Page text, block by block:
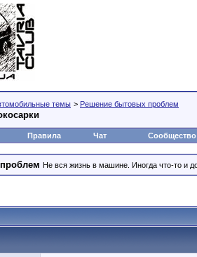
темы > Решение бытовых проблем
Правила Чат Сообщество
Не вся жизнь в машине. Иногда что-то и